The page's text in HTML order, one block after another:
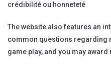
crédibilité ou honneteté
The website also features an
common questions regarding
game play, and you may